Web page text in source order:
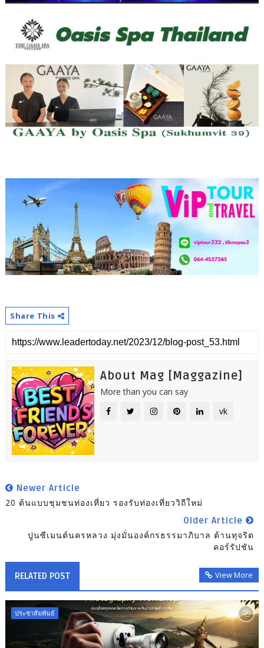
Share This
About Mag [Maggazine]
More than you can say
vk
Newer Article
20 ต้นแบบชุมชนท่องเที่ยว รองรับท่องเที่ยววิถีใหม่
Older Article
ปูนซีเมนต์นครหลวง มุ่งมั่นองค์กรธรรมาภิบาล ต้านทุจริต
คอร์รัปชัน
RELATED POST View More
ประชาสัมพันธ์